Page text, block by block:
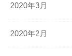
2020年3月
2020年2月